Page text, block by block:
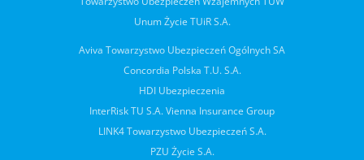
Unum Życie TUiR S.A.
Aviva Towarzystwo Ubezpieczeń Ogólnych SA
Concordia Polska T.U. S.A.
HDI Ubezpieczenia
InterRisk TU S.A. Vienna Insurance Group
LINK4 Towarzystwo Ubezpieczeń S.A.
PZU Życie S.A.